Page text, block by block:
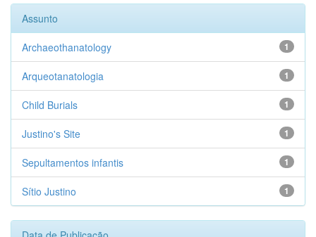
Assunto
1
Archaeothanatology
1
Arqueotanatologia
1
Child Burials
1
Justino's Site
1
Sepultamentos infantis
1
Sítio Justino